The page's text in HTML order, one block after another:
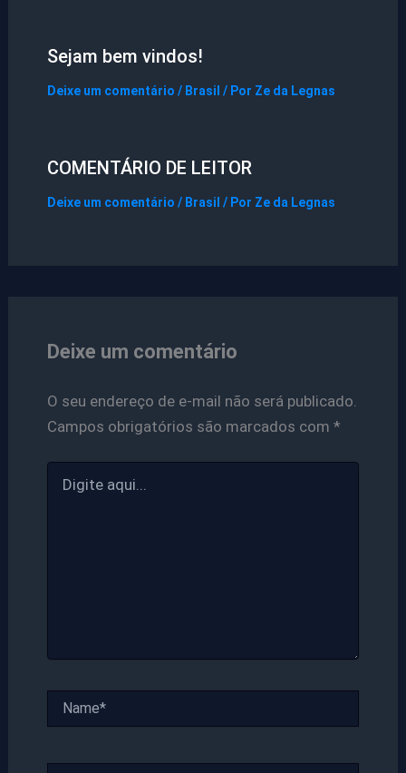
Sejam bem vindos!
Deixe um comentário / Brasil / Por Ze da Legnas
COMENTÁRIO DE LEITOR
Deixe um comentário / Brasil / Por Ze da Legnas
Deixe um comentário
O seu endereço de e-mail não será publicado.
Campos obrigatórios são marcados com *
aqui...